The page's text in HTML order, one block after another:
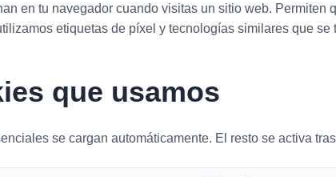
en tu navegador cuando visitas un sitio web. Permiten
etiquetas de píxel y tecnologías similares que
que usamos
se cargan automáticamente. El resto se activa